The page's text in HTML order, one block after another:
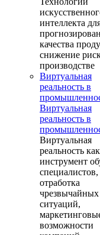
интеллекта
качества
снижение
производстве
Виртуальная
реальность в
Виртуальная
реальность в
Виртуальная
реальность как
инструмент
специалистов,
отработка
чрезвычайных
ситуаций,
возможности